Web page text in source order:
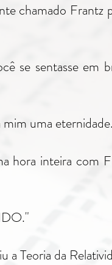
chamado Frantz
se sentasse
uma
hora inteira
Teoria da